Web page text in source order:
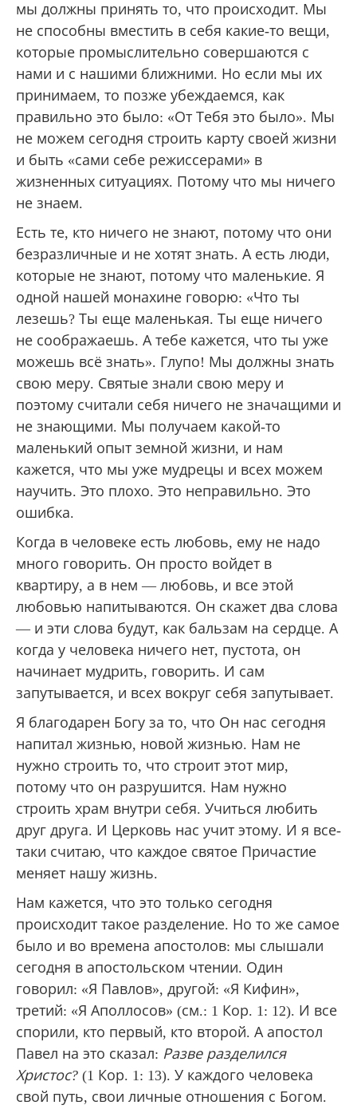
мы должны принять то, что происходит. Мы
не способны вместить в себя какие-то вещи,
которые промыслительно совершаются с
нами и с нашими ближними. Но если мы их
принимаем, то позже убеждаемся, как
правильно это было: «От Тебя это было». Мы
не можем сегодня строить карту своей жизни
и быть «сами себе режиссерами» в
жизненных ситуациях. Потому что мы ничего
не знаем.
Есть те, кто ничего не знают, потому что они
безразличные и не хотят знать. А есть люди,
которые не знают, потому что маленькие. Я
одной нашей монахине говорю: «Что ты
лезешь? Ты еще маленькая. Ты еще ничего
не соображаешь. А тебе кажется, что ты уже
можешь всё знать». Глупо! Мы должны знать
свою меру. Святые знали свою меру и
поэтому считали себя ничего не значащими и
не знающими. Мы получаем какой-то
маленький опыт земной жизни, и нам
кажется, что мы уже мудрецы и всех можем
научить. Это плохо. Это неправильно. Это
ошибка.
Когда в человеке есть любовь, ему не надо
много говорить. Он просто войдет в
квартиру, а в нем — любовь, и все этой
любовью напитываются. Он скажет два слова
— и эти слова будут, как бальзам на сердце. А
когда у человека ничего нет, пустота, он
начинает мудрить, говорить. И сам
запутывается, и всех вокруг себя запутывает.
Я благодарен Богу за то, что Он нас сегодня
напитал жизнью, новой жизнью. Нам не
нужно строить то, что строит этот мир,
потому что он разрушится. Нам нужно
строить храм внутри себя. Учиться любить
друг друга. И Церковь нас учит этому. И я все-
таки считаю, что каждое святое Причастие
меняет нашу жизнь.
Нам кажется, что это только сегодня
происходит такое разделение. Но то же самое
было и во времена апостолов: мы слышали
сегодня в апостольском чтении. Один
говорил: «Я Павлов», другой: «Я Кифин»,
третий: «Я Аполлосов» (см.: 1 Кор. 1: 12). И все
спорили, кто первый, кто второй. А апостол
Павел на это сказал: Разве разделился
Христос? (1 Кор. 1: 13). У каждого человека
свой путь, свои личные отношения с Богом.